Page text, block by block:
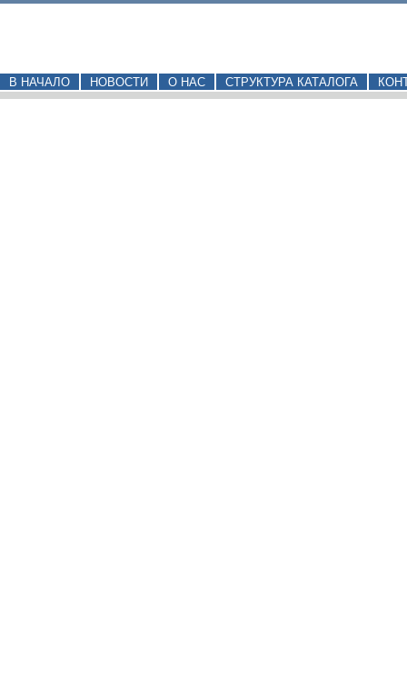
В НАЧАЛО НОВОСТИ О НАС СТРУКТУРА КАТАЛОГА